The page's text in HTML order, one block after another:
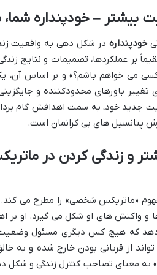
خودپنداره در شکل دهی به واقعیت
بر عملکردها، تصمیمات و نتایج
می خواهم باشم؟» و بر اساس آن،
تغییر باورهای محدودکننده و
جدید خود، به سمت اهدافش گام
پتانسیل های بی کرانمان است.
بیشتر و زندگی کردن در
«ماتریکس شخصی» را مطرح می کند.
و واکنش های او شکل می گیرد. او بر
که هیچ کس دیگری مسئول وضعیت
از قربانی بودن خارج شده و به
به معنای تصاحب کنترل زندگی و شکل